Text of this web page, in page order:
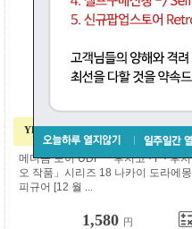
YF182422
메디콤 토이 UDF 「후지코 · F · 후지
오 작품」시리즈 18 나카이 도라에몽
피규어 [12 월 ...
1,580 円